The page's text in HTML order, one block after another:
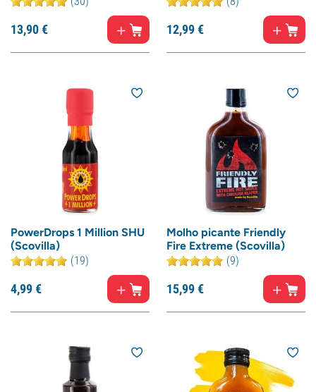
13,90€ 12,99€
PowerDrops 1 Million SHU
(Scovilla)
(19)
4,99€
Molho picante Friendly
Fire Extreme (Scovilla)
(9)
15,99€